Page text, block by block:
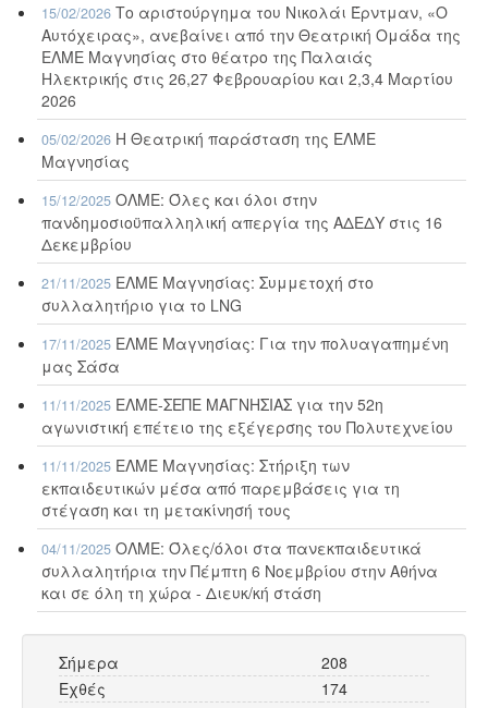
15/02/2026 Το αριστούργημα του Νικολάι Έρντμαν, «Ο
Αυτόχειρας», ανεβαίνει από την Θεατρική Ομάδα της
ΕΛΜΕ Μαγνησίας στο θέατρο της Παλαιάς
Ηλεκτρικής στις 26,27 Φεβρουαρίου και 2,3,4 Μαρτίου
2026
05/02/2026 Η Θεατρική παράσταση της ΕΛΜΕ
Μαγνησίας
15/12/2025 ΟΛΜΕ: Όλες και όλοι στην
πανδημοσιοϋπαλληλική απεργία της ΑΔΕΔΥ στις 16
Δεκεμβρίου
21/11/2025 ΕΛΜΕ Μαγνησίας: Συμμετοχή στο
συλλαλητήριο για το LNG
17/11/2025 ΕΛΜΕ Μαγνησίας: Για την πολυαγαπημένη
μας Σάσα
11/11/2025 ΕΛΜΕ-ΣΕΠΕ ΜΑΓΝΗΣΙΑΣ για την 52η
αγωνιστική επέτειο της εξέγερσης του Πολυτεχνείου
11/11/2025 ΕΛΜΕ Μαγνησίας: Στήριξη των
εκπαιδευτικών μέσα από παρεμβάσεις για τη
στέγαση και τη μετακίνησή τους
04/11/2025 ΟΛΜΕ: Όλες/όλοι στα πανεκπαιδευτικά
συλλαλητήρια την Πέμπτη 6 Νοεμβρίου στην Αθήνα
και σε όλη τη χώρα - Διευκ/κή στάση
Σήμερα
208
Εχθές
174